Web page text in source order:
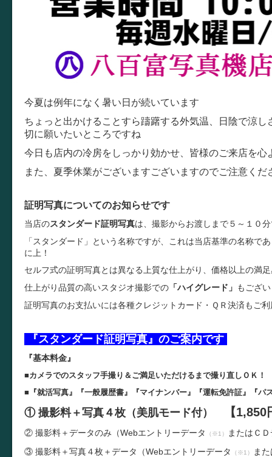
今夏は例年になく暑い日が続いています
ちょっと出かけることすら躊躇する外気温、日陰で涼
切に願いたいところですね
今日も店内の冷房をしっかり効かせ、皆様のご来店を心
また、夏季休業がございますございますのでご注意くだ
証明写真についてのお知らせです
当店のスタンダード証明写真は、撮影からお渡しまで５～１０分
「スタンダード」という名称ですが、これは当店基準の名称で
に上！
セルフ式の証明写真とは異なる上質な仕上がり、価格以上の満
仕上がり品質の高いスタジオ撮影での 「ハイグレード」 もござ
証明写真のお支払いには各種クレジットカード・ＱＲ決済もご
『スタンダード証明写真』のご案内です
『基本料金』
■カメラでのスタッフ手撮り＆ご満足いただけるまで撮り直しＯＫ！
■『就活写真』『一般履歴書』『マイナンバー』『運転免許証』『パ
① 撮影料＋写真４枚（美肌モード付） 【1,850
② 撮影料＋データのみ（Webエントリーデータ （※1）
またはＣ
③ 撮影料＋写真４枚＋データ（Webエントリーデータ （※1） ま